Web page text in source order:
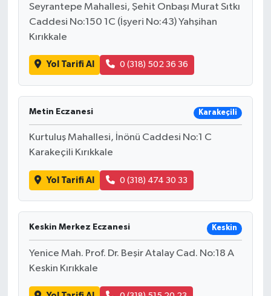
Seyrantepe Mahallesi, Şehit Onbaşı Murat Sıtkı
Caddesi No:150 1C (İşyeri No:43) Yahşihan
Kırıkkale
Yol Tarifi Al 0 (318) 502 36 36
Metin Eczanesi Karakeçili
Kurtuluş Mahallesi, İnönü Caddesi No:1 C
Karakeçili Kırıkkale
Yol Tarifi Al 0 (318) 474 30 33
Keskin Merkez Eczanesi Keskin
Yenice Mah. Prof. Dr. Beşir Atalay Cad. No:18 A
Keskin Kırıkkale